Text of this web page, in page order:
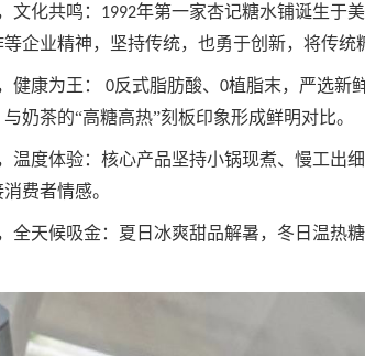
文化共鸣： 1992年第一家杏记糖水铺诞生于
企业精神，坚持传统，也勇于创新，将传
健康为王： 0反式脂肪酸、 0植脂末，严选新
奶茶的“高糖高热”刻板印象形成鲜明对比。
温度体验：核心产品坚持小锅现煮、慢工出
费者情感。
全天候吸金：夏日冰爽甜品解暑，冬日温热